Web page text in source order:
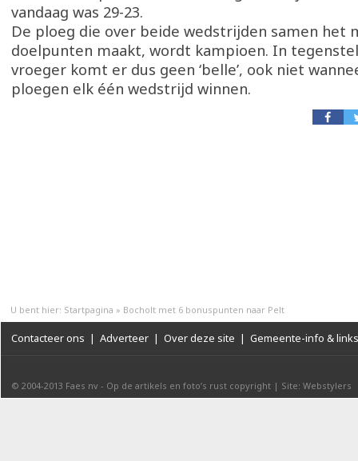
vandaag was 29-23.
De ploeg die over beide wedstrijden samen het
doelpunten maakt, wordt kampioen. In
vroeger komt er dus geen ‘belle’, ook niet
ploegen elk één wedstrijd winnen.
U bent hier: Startpagina » Bocholt met 6 bonuspunten naar Pelt
Contacteer ons | Adverteer | Over deze site | Gemeente-info & links
© 2004-2013 Faes nv - Op de artikels en foto’s rust copyright | Site: Webstylers